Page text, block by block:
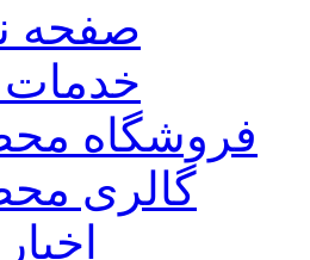
صفحه
فروشگاه
گالری